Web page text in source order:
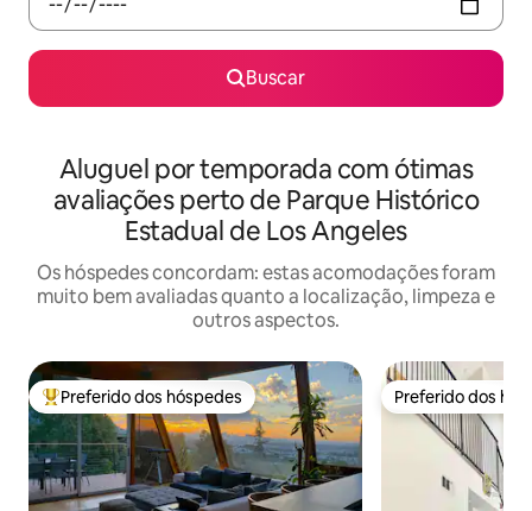
Buscar
Aluguel por temporada com ótimas
avaliações perto de Parque Histórico
Estadual de Los Angeles
Os hóspedes concordam: estas acomodações foram
muito bem avaliadas quanto a localização, limpeza e
outros aspectos.
Entre os melhores preferidos dos hóspedes
Preferido dos hóspedes Preferido dos
Preferido dos